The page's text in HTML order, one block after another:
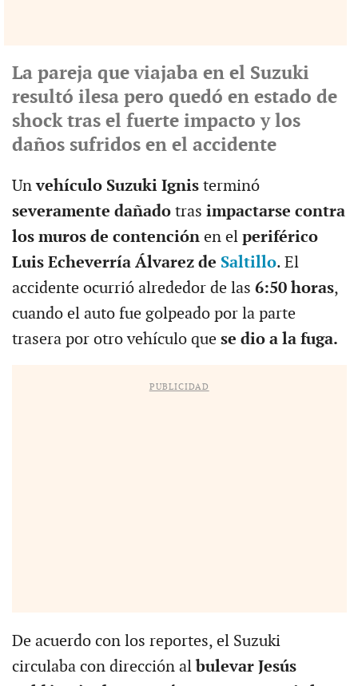
La pareja que viajaba en el Suzuki
resultó ilesa pero quedó en estado de
shock tras el fuerte impacto y los
daños sufridos en el accidente
Unvehículo Suzuki Ignisterminó
severamente dañadotras impactarse contra
los muros de contenciónen el periférico
Luis Echeverría Álvarez de Saltillo. El
accidente ocurrió alrededor de las 6:50 horas,
cuando el auto fue golpeado por la parte
trasera por otro vehículo que se dio a la fuga.
PUBLICIDAD
De acuerdo con los reportes, el Suzuki
circulaba con dirección albulevar Jesús